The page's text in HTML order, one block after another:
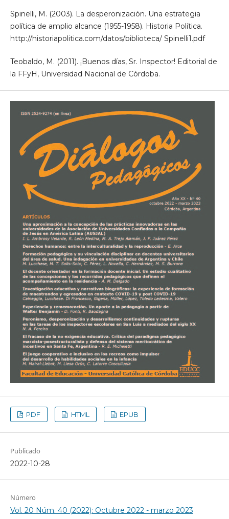
Spinelli, M. (2003). La desperonización. Una estrategia
política de amplio alcance (1955-1958). Historia Política.
http://historiapolitica.com/datos/biblioteca/ Spinelli1.pdf
Teobaldo, M. (2011). ¡Buenos días, Sr. Inspector! Editorial de
la FFyH, Universidad Nacional de Córdoba.
PDF HTML EPUB
Publicado
2022-10-28
Número
Vol. 20 Núm. 40 (2022): Octubre 2022 - marzo 2023